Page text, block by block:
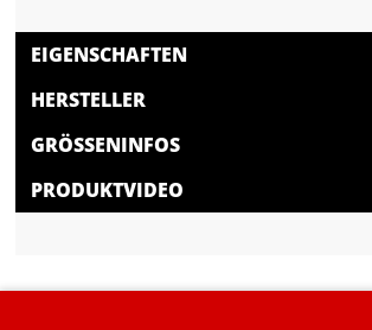
EIGENSCHAFTEN
HERSTELLER
GRÖSSENINFOS
PRODUKTVIDEO